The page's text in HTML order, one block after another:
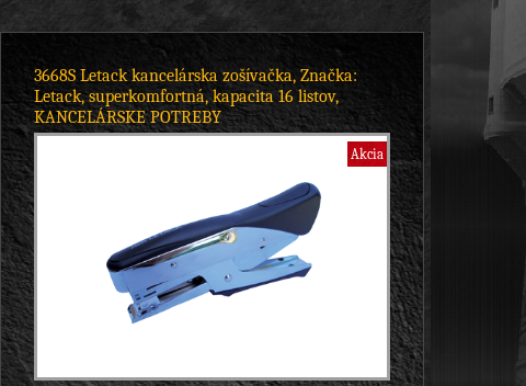
3668S Letack kancelárska zošívačka, Značka:
Letack, superkomfortná, kapacita 16 listov,
KANCELÁRSKE POTREBY
Akcia